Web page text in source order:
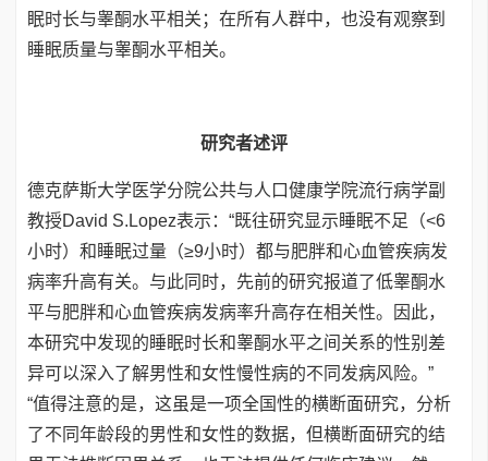
眠时长与睾酮水平相关；在所有人群中，也没有观察到
睡眠质量与睾酮水平相关。
研究者述评
德克萨斯大学医学分院公共与人口健康学院流行病学副
教授David S.Lopez表示：“既往研究显示睡眠不足（<6
小时）和睡眠过量（≥9小时）都与肥胖和心血管疾病发
病率升高有关。与此同时，先前的研究报道了低睾酮水
平与肥胖和心血管疾病发病率升高存在相关性。因此，
本研究中发现的睡眠时长和睾酮水平之间关系的性别差
异可以深入了解男性和女性慢性病的不同发病风险。”
“值得注意的是，这虽是一项全国性的横断面研究，分析
了不同年龄段的男性和女性的数据，但横断面研究的结